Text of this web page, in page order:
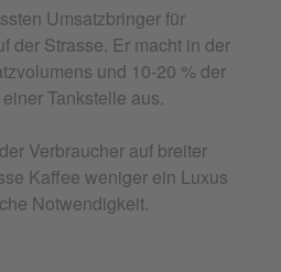
Umsatzbringer für
der Strasse. Er macht in der
und 10-20 % der
Tankstelle aus.
Verbraucher auf breiter
Kaffee weniger ein Luxus
Notwendigkeit.